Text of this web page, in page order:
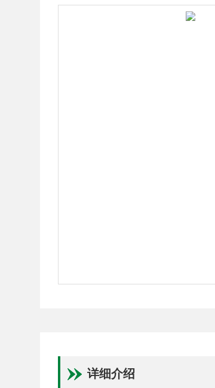
详细介绍